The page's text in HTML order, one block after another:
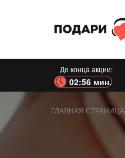
До конца акции:
02:55 мин.
ГЛАВНАЯ СТРАНИЦА